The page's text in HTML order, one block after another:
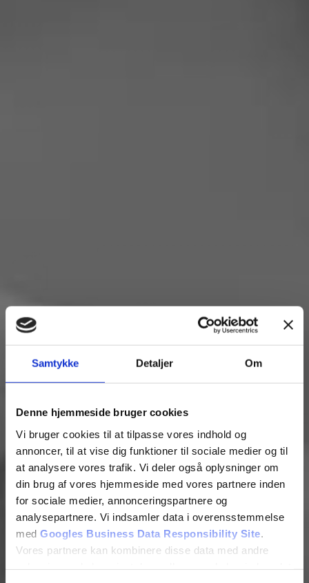
Samtykke Detaljer Om
Denne hjemmeside bruger cookies
Vi bruger cookies til at tilpasse vores indhold og
annoncer, til at vise dig funktioner til sociale medier og til
at analysere vores trafik. Vi deler også oplysninger om
din brug af vores hjemmeside med vores partnere inden
for sociale medier, annonceringspartnere og
analysepartnere. Vi indsamler data i overensstemmelse
med Googles Business Data Responsibility Site
Vores partnere kan kombinere disse data med andre
Hvidovre Osteopati
Professionelle behandlinger efter dine og familiens
behov